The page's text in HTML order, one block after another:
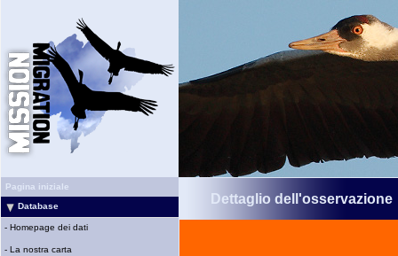
Pagina iniziale
Database
- Homepage dei dati
- La nostra carta
Dettaglio dell'osservazione